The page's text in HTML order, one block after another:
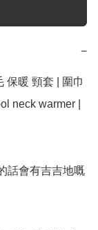
−
保暖 頸套 | 圍巾
neck warmer |
話會有吉吉地嘅